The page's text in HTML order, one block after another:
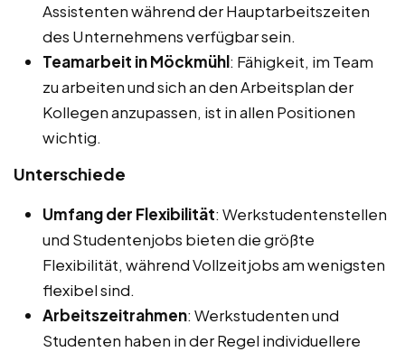
Assistenten während der Hauptarbeitszeiten
des Unternehmens verfügbar sein.
Teamarbeit in Möckmühl: Fähigkeit, im Team
zu arbeiten und sich an den Arbeitsplan der
Kollegen anzupassen, ist in allen Positionen
wichtig.
Unterschiede
Umfang der Flexibilität: Werkstudentenstellen
und Studentenjobs bieten die größte
Flexibilität, während Vollzeitjobs am wenigsten
flexibel sind.
Arbeitszeitrahmen: Werkstudenten und
Studenten haben in der Regel individuellere